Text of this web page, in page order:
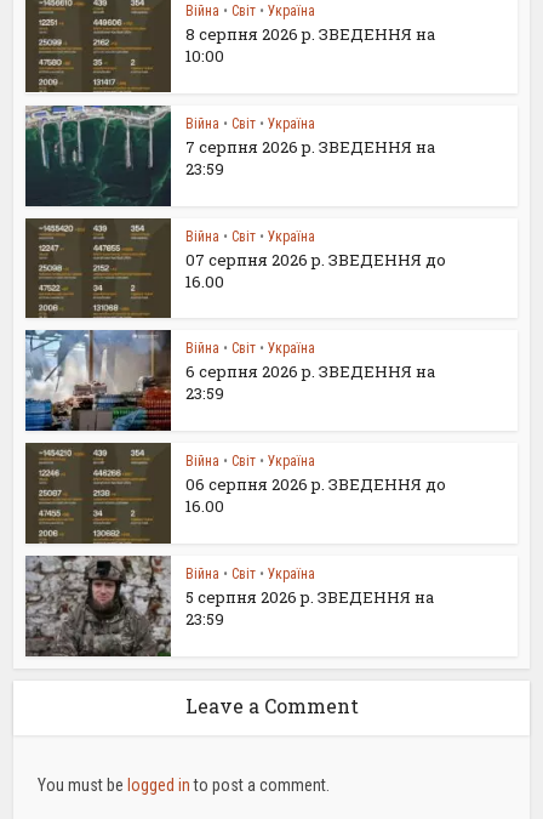
Війна • Світ • Україна
8 серпня 2026 р. ЗВЕДЕННЯ на
10:00
Війна • Світ • Україна
7 серпня 2026 р. ЗВЕДЕННЯ на
23:59
Війна • Світ • Україна
07 серпня 2026 р. ЗВЕДЕННЯ до
16.00
Війна • Світ • Україна
6 серпня 2026 р. ЗВЕДЕННЯ на
23:59
Війна • Світ • Україна
06 серпня 2026 р. ЗВЕДЕННЯ до
16.00
Війна • Світ • Україна
5 серпня 2026 р. ЗВЕДЕННЯ на
23:59
Leave a Comment
You must belogged into post a comment.